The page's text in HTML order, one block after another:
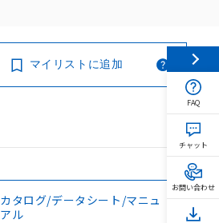
マイリストに追加
カタログ/データシート/マニュ
アル
FAQ
チャット
お問い合わせ